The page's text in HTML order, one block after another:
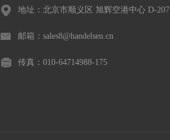
地址：北京市顺义区 旭辉空港中心 D-207
邮箱：sales8@handelsen.cn
传真：010-64714988-175